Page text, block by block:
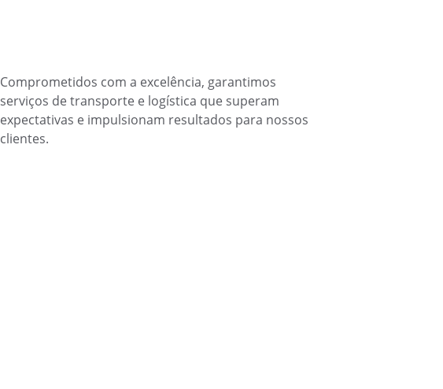
Comprometidos com a excelência, garantimos
serviços de transporte e logística que superam
expectativas e impulsionam resultados para nossos
clientes.